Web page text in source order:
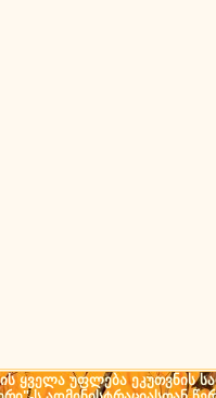
ყველა უფლება ეკუთვნის